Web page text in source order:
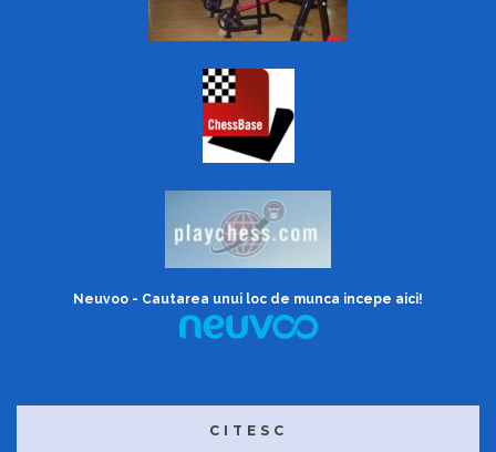
Neuvoo - Cautarea unui loc de munca incepe aici!
CITESC